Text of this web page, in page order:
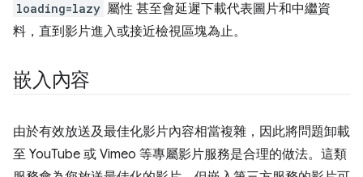
loading=lazy 屬性 甚至會延遲下載代表圖片和中繼資
料，直到影片進入或接近檢視區塊為止。
嵌入內容
由於有效放送及最佳化影片內容相當複雜，因此將問題卸載
至 YouTube 或 Vimeo 等專屬影片服務是合理的做法。這類